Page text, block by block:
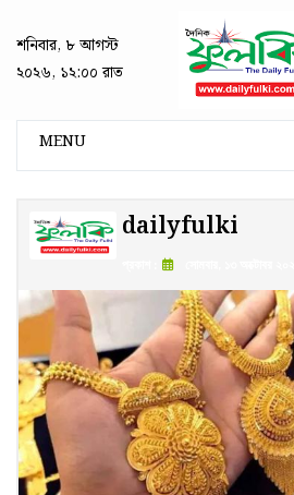
শনিবার, ৮ আগস্ট
২০২৬, ১২:০০ রাত
MENU
dailyfulki